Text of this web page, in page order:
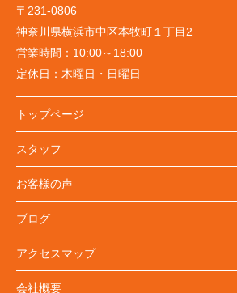
〒231-0806
神奈川県横浜市中区本牧町１丁目2
営業時間： 10:00～18:00
定休日： 木曜日・日曜日
トップページ
スタッフ
お客様の声
ブログ
アクセスマップ
会社概要